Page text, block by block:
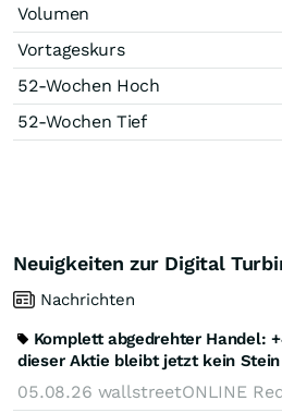
Volumen
Vortageskurs
52-Wochen Hoch
52-Wochen Tief
Neuigkeiten zur Digital
Nachrichten
Komplett abgedrehter Handel:
dieser Aktie bleibt jetzt kein
05.08.26 wallstreetONLINE